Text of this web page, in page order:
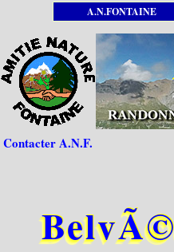
A.N.FONTAINE
Contacter A.N.F.